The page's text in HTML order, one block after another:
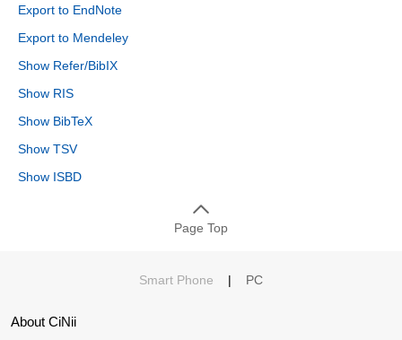
Export to EndNote
Export to Mendeley
Show Refer/BibIX
Show RIS
Show BibTeX
Show TSV
Show ISBD
Page Top
Smart Phone | PC
About CiNii